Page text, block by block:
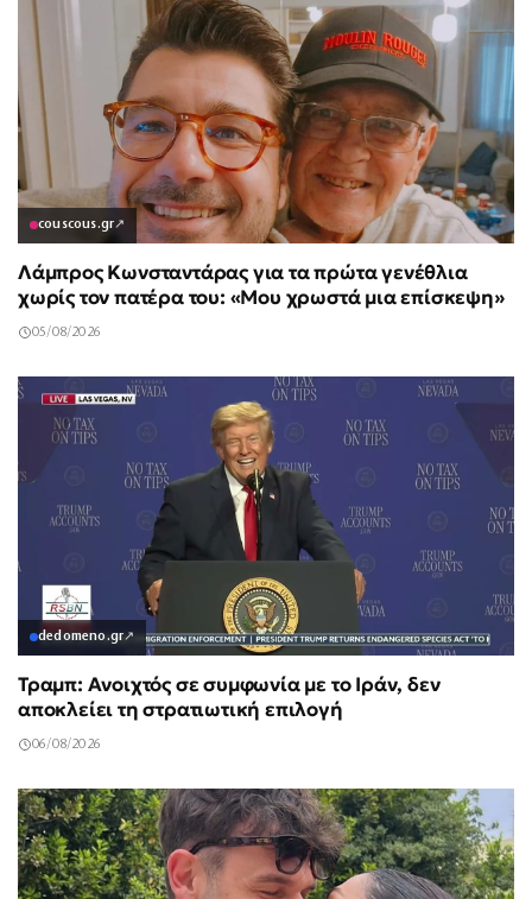
couscous.gr↗
Λάμπρος Κωνσταντάρας για τα πρώτα γενέθλια
χωρίς τον πατέρα του: «Μου χρωστά μια επίσκεψη»
05/08/2026
dedomeno.gr↗
Τραμπ: Ανοιχτός σε συμφωνία με το Ιράν, δεν
αποκλείει τη στρατιωτική επιλογή
06/08/2026